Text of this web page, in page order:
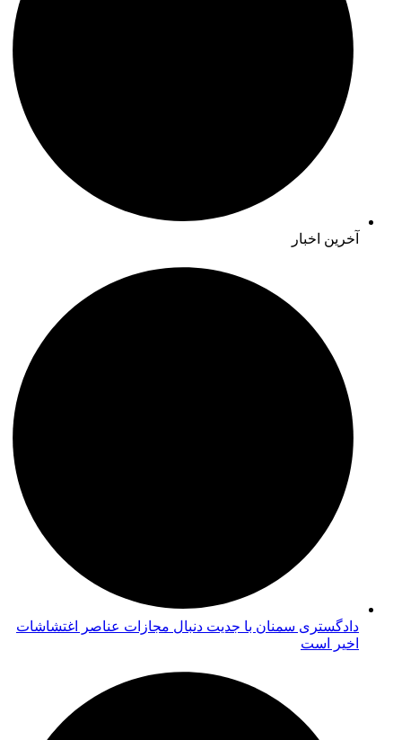
آخرین اخبار
دادگستری سمنان با جدیت دنبال مجازات عناصر اغتشاشات
اخیر است